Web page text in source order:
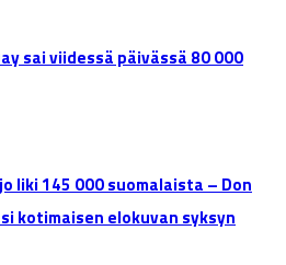
sai viidessä päivässä 80 000
liki 145 000 suomalaista – Don
kotimaisen elokuvan syksyn